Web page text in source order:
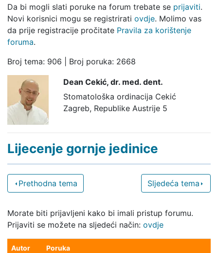
Da bi mogli slati poruke na forum trebate se prijaviti.
Novi korisnici mogu se registrirati ovdje. Molimo vas
da prije registracije pročitate Pravila za korištenje
foruma.
Broj tema: 906 | Broj poruka: 2668
Dean Cekić, dr. med. dent.
Stomatološka ordinacija Cekić
Zagreb, Republike Austrije 5
Lijecenje gornje jedinice
Prethodna tema Sljedeća tema
Morate biti prijavljeni kako bi imali pristup forumu.
Prijaviti se možete na sljedeći način: ovdje
Autor Poruka